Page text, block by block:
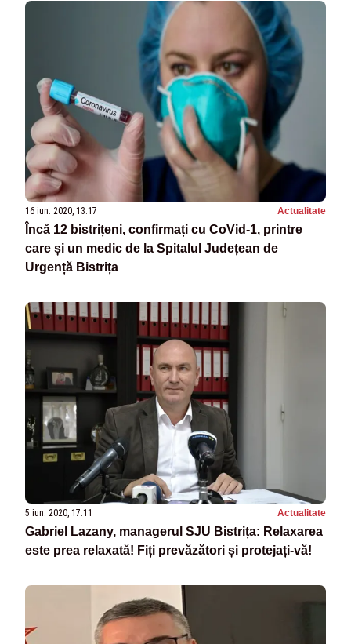
16 iun. 2020, 13:17 Actualitate
Încă 12 bistrițeni, confirmați cu CoVid-1, printre
care și un medic de la Spitalul Județean de
Urgență Bistrița
5 iun. 2020, 17:11 Actualitate
Gabriel Lazany, managerul SJU Bistrița: Relaxarea
este prea relaxată! Fiți prevăzători și protejați-vă!